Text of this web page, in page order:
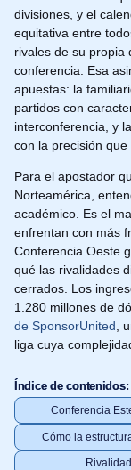
divisiones, y el
equitativa entre
rivales de su propia
conferencia. Esa
apuestas: la
partidos con
interconferencia, y
con la precisión que
Para el apostador
Norteamérica,
académico. Es el
enfrentan con más
Conferencia Oeste
qué las rivalidades
cerrados. Los
1.280 millones de
de SponsorUnited,
liga cuya
Índice de contenidos
Conferencia
Cómo la